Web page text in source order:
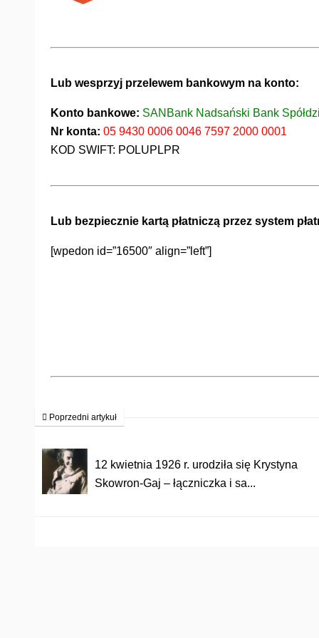
Lub wesprzyj przelewem bankowym na konto:
Konto bankowe: SANBank Nadsański Bank
Nr konta: 05 9430 0006 0046 7597 2000 0001
KOD SWIFT: POLUPLPR
Lub bezpiecznie kartą płatniczą przez system
[wpedon id=”16500″ align=”left”]
Poprzedni artykuł
12 kwietnia 1926 r. urodziła się Krystyna
Skowron-Gaj – łączniczka i sa...